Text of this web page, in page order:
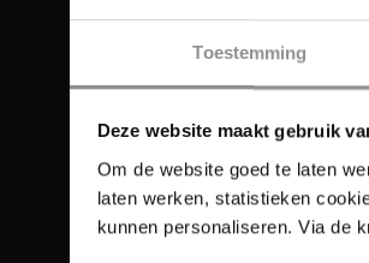
Toestemming
Deze website maakt gebruik
Om de website goed te laten
laten werken, statistieken
kunnen personaliseren. Via de